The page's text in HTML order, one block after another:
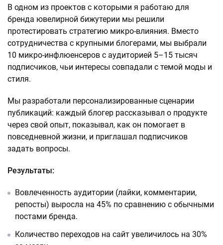
В одном из проектов с которыми я работаю для
бренда ювелирной бижутерии мы решили
протестировать стратегию микро-влияния. Вместо
сотрудничества с крупными блогерами, мы выбрали
10 микро-инфлюенсеров с аудиторией 5–15 тысяч
подписчиков, чьи интересы совпадали с темой моды и
стиля.
Мы разработали персонализированные сценарии
публикаций: каждый блогер рассказывал о продукте
через свой опыт, показывал, как он помогает в
повседневной жизни, и приглашал подписчиков
задать вопросы.
Результаты:
Вовлеченность аудитории (лайки, комментарии,
репосты) выросла на 45% по сравнению с обычными
постами бренда.
Количество переходов на сайт увеличилось на 30%